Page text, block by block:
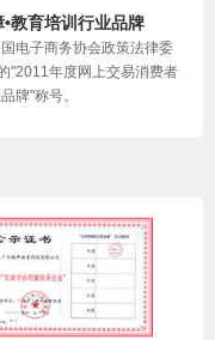
教育培训行业品牌
电子商务协会政策法律委
"2011年度网上交易消费者
牌"称号。